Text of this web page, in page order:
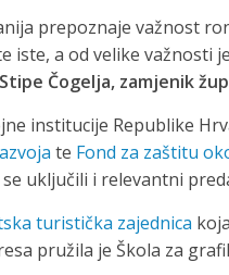
prepoznaje važnost
iste, a od velike važnosti
Čogelja, zamjenik
institucije Republike
te Fond za zaštitu
uključili i relevantni
turistička zajednica
pružila je Škola za